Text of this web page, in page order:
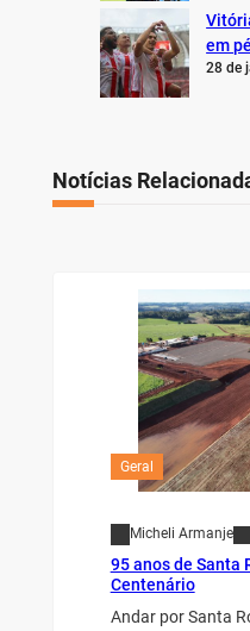
em
28 de
Notícias
Geral
Micheli Armanje
95 anos de Santa
Centenário
Andar por Santa